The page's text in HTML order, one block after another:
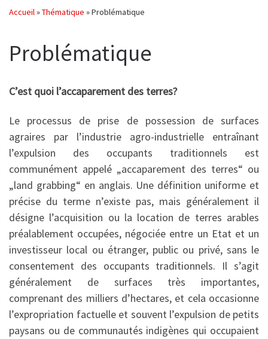
Accueil»Thématique »Problématique
Problématique
C’est quoi l’accaparement des terres?
Le processus de prise de possession de surfaces
agraires par l’industrie agro-industrielle entraînant
l’expulsion des occupants traditionnels est
communément appelé „accaparement des terres“ ou
„land grabbing“ en anglais. Une définition uniforme et
précise du terme n’existe pas, mais généralement il
désigne l’acquisition ou la location de terres arables
préalablement occupées, négociée entre un Etat et un
investisseur local ou étranger, public ou privé, sans le
consentement des occupants traditionnels. Il s’agit
généralement de surfaces très importantes,
comprenant des milliers d’hectares, et cela occasionne
l’expropriation factuelle et souvent l’expulsion de petits
paysans ou de communautés indigènes qui occupaient